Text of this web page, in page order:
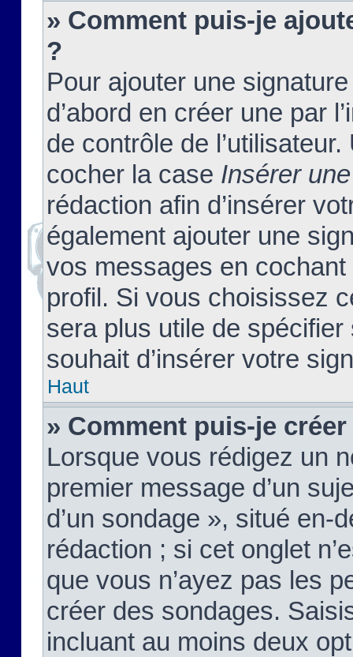
» Comment puis-je
?
Pour ajouter une
d’abord en créer une par
de contrôle de
cocher la case Insérer
rédaction afin d’insérer
également ajouter une
vos messages en
profil. Si vous choisissez
sera plus utile de
souhait d’insérer votre
Haut
» Comment puis-je
Lorsque vous rédigez un
premier message d’un
d’un sondage », situé en-
rédaction ; si cet onglet
que vous n’ayez pas les
créer des sondages.
incluant au moins deux